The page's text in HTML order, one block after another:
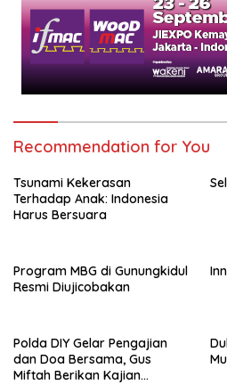
Recommendation for You
Tsunami Kekerasan
Terhadap Anak: Indonesia
Harus Bersuara
Program MBG di Gunungkidul
Resmi Diujicobakan
Polda DIY Gelar Pengajian
dan Doa Bersama, Gus
Miftah Berikan Kajian